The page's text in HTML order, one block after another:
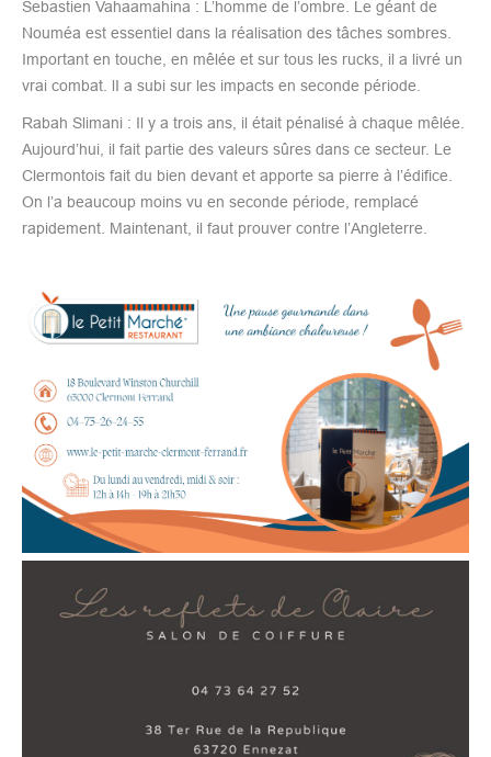
Sebastien Vahaamahina : L’homme de l’ombre. Le géant de
Nouméa est essentiel dans la réalisation des tâches sombres.
Important en touche, en mêlée et sur tous les rucks, il a livré un
vrai combat. lI a subi sur les impacts en seconde période.
Rabah Slimani : Il y a trois ans, il était pénalisé à chaque mêlée.
Aujourd’hui, il fait partie des valeurs sûres dans ce secteur. Le
Clermontois fait du bien devant et apporte sa pierre à l’édifice.
On l’a beaucoup moins vu en seconde période, remplacé
rapidement. Maintenant, il faut prouver contre l’Angleterre.